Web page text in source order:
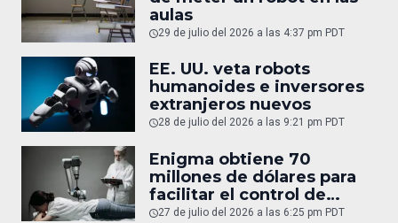
aulas
29 de julio del 2026 a las 4:37 pm PDT
EE. UU. veta robots
humanoides e inversores
extranjeros nuevos
28 de julio del 2026 a las 9:21 pm PDT
Enigma obtiene 70
millones de dólares para
facilitar el control de
robots
27 de julio del 2026 a las 6:25 pm PDT